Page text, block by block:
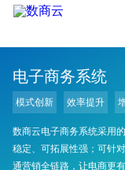
电子商务系统
模式创新 效率提升
数商云电子商务系统采用
稳定、可拓展性强；可针
通营销全链路，让电商更